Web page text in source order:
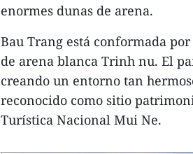
enormes dunas de arena.
Bau Trang está conformada
de arena blanca Trinh nu. El
creando un entorno tan
reconocido como sitio
Turística Nacional Mui Ne.